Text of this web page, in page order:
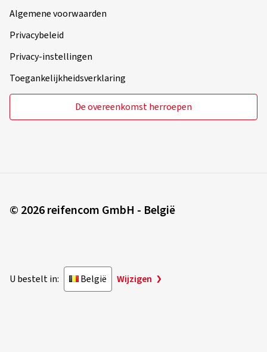
Algemene voorwaarden
Privacybeleid
Privacy-instellingen
Toegankelijkheidsverklaring
De overeenkomst herroepen
© 2026 reifencom GmbH - België
U bestelt in: België Wijzigen